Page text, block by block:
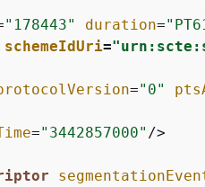
"178443" duration=
schemeIdUri=
="0"
="3442857000" />